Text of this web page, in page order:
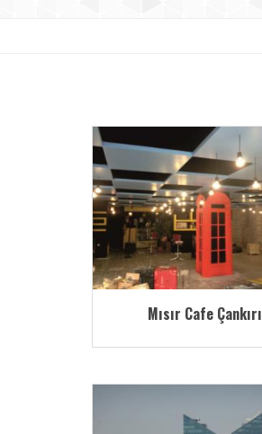
Mısır Cafe Çankırı